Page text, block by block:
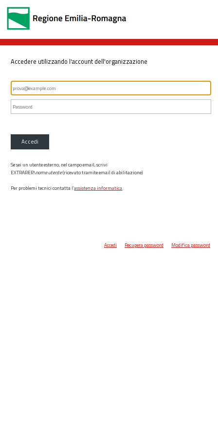
Accedere utilizzando l'account dell'organizzazione
Accedi
Se sei un utente esterno, nel campo email, scrivi
EXTRARER\nome utente(ricevuto tramite email di abilitazione)
Per problemi tecnici contatta l’assistenza informatica.
Accedi Recupera password Modifica password